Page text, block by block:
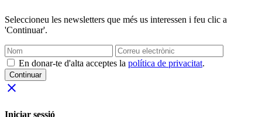
Seleccioneu les newsletters que més us interessen i feu clic a
'Continuar'.
En donar-te d'alta acceptes la política de privacitat.
Continuar
close
Iniciar sessió